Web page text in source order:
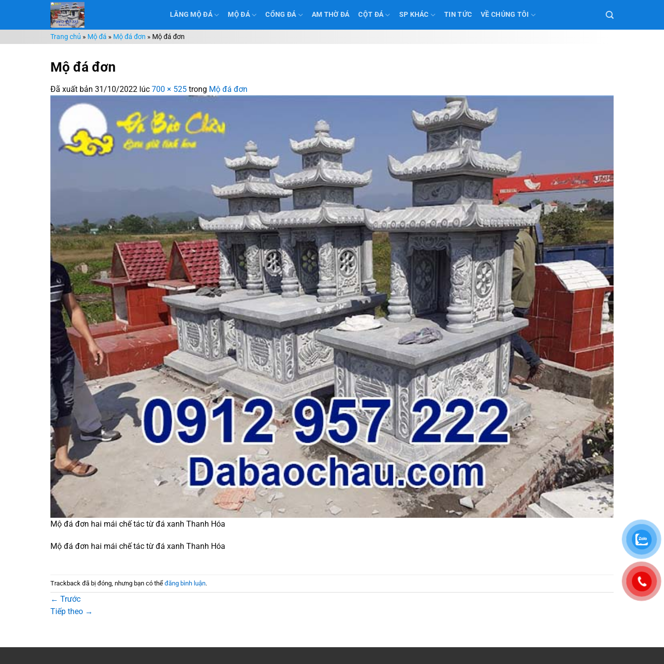
nội
dung
LĂNG MỘ ĐÁ MỘ ĐÁ CỔNG ĐÁ AM THỜ ĐÁ CỘT ĐÁ SP KHÁC TIN TỨC VỀ CHÚNG TÔI
Trang chủ » Mộ đá » Mộ đá đơn » Mộ đá đơn
Mộ đá đơn
Đã xuất bản 31/10/2022 lúc 700 × 525 trong Mộ đá đơn
Mộ đá đơn hai mái chế tác từ đá xanh Thanh Hóa
Mộ đá đơn hai mái chế tác từ đá xanh Thanh Hóa
Trackback đã bị đóng, nhưng bạn có thể đăng bình luận.
← Trước
Tiếp theo →